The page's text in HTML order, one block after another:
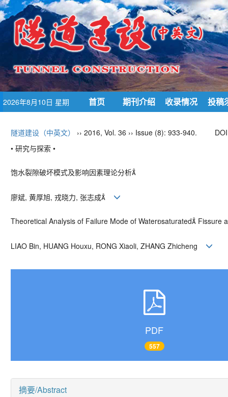
2026年8月10日 星期
首页 期刊介绍 收录情况 投稿
隧道建设（中英文） ›› 2016, Vol. 36 ›› Issue (8): 933-940.
• 研究与探索 •
饱水裂隙破坏模式及影响因素理论分析
廖斌, 黄厚旭, 戎晓力, 张志成
Theoretical Analysis of Failure Mode of Watersaturated Fissure
LIAO Bin, HUANG Houxu, RONG Xiaoli, ZHANG Zhicheng
PDF
557
摘要/Abstract